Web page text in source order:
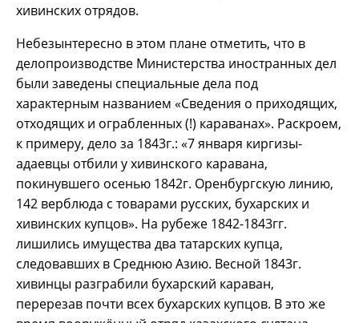
хивинских отрядов.
Небезынтересно в этом плане отметить, что в
делопроизводстве Министерства иностранных дел
были заведены специальные дела под
характерным названием «Сведения о приходящих,
отходящих и ограбленных (!) караванах». Раскроем,
к примеру, дело за 1843г.: «7 января киргизы-
адаевцы отбили у хивинского каравана,
покинувшего осенью 1842г. Оренбургскую линию,
142 верблюда с товарами русских, бухарских и
хивинских купцов». На рубеже 1842-1843гг.
лишились имущества два татарских купца,
следовавших в Среднюю Азию. Весной 1843г.
хивинцы разграбили бухарский караван,
перерезав почти всех бухарских купцов. В это же